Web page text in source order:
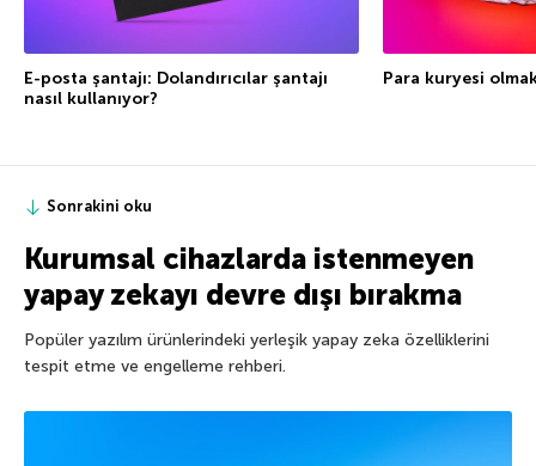
E-posta şantajı: Dolandırıcılar şantajı
nasıl kullanıyor?
Para kuryesi
Sonrakini oku
Kurumsal cihazlarda istenmeyen
yapay zekayı devre dışı bırakma
Popüler yazılım ürünlerindeki yerleşik yapay zeka özelliklerini
tespit etme ve engelleme rehberi.